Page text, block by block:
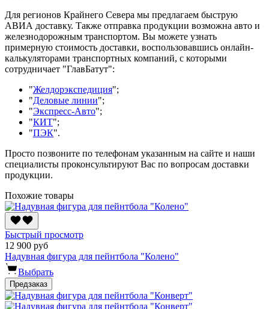
Для регионов Крайнего Севера мы предлагаем быструю
АВИА доставку. Также отправка продукции возможна авто и
железнодорожным транспортом. Вы можете узнать
примерную стоимость доставки, воспользовавшись онлайн-
калькуляторами транспортных компаний, с которыми
сотрудничает "ГлавБатут":
"Желдорэкспедиция";
"Деловые линии";
"Экспресс-Авто";
"КИТ";
"ПЭК".
Просто позвоните по телефонам указанным на сайте и наши
специалисты проконсультируют Вас по вопросам доставки
продукции.
Похожие товары
Быстрый просмотр
12 900 руб
Надувная фигура для пейнтбола "Колено"
Выбрать
Предзаказ